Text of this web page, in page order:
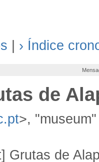
› Índice
de
>,
Grutas de